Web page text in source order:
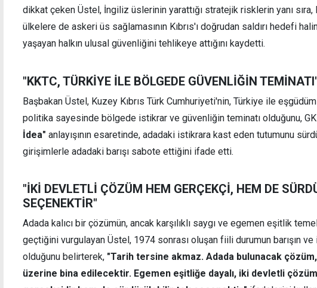
dikkat çeken Üstel, İngiliz üslerinin yarattığı stratejik risklerin yanı sıra,
ülkelere de askeri üs sağlamasının Kıbrıs'ı doğrudan saldırı hedefi
yaşayan halkın ulusal güvenliğini tehlikeye attığını kaydetti.
"KKTC, TÜRKİYE İLE BÖLGEDE GÜVENLİĞİN
Başbakan Üstel, Kuzey Kıbrıs Türk Cumhuriyeti'nin, Türkiye ile
politika sayesinde bölgede istikrar ve güvenliğin teminatı olduğunu,
İdea" anlayışının esaretinde, adadaki istikrara kast eden tutumunu
girişimlerle adadaki barışı sabote ettiğini ifade etti.
"İKİ DEVLETLİ ÇÖZÜM HEM GERÇEKÇİ, HEM DE
SEÇENEKTİR"
Adada kalıcı bir çözümün, ancak karşılıklı saygı ve egemen eşitlik
geçtiğini vurgulayan Üstel, 1974 sonrası oluşan fiili durumun barışın
olduğunu belirterek, "Tarih tersine akmaz. Adada bulunacak
üzerine bina edilecektir. Egemen eşitliğe dayalı, iki devletli çözüm